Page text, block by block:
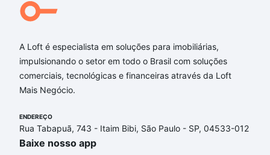
A Loft é especialista em soluções para imobiliárias,
impulsionando o setor em todo o Brasil com soluções
comerciais, tecnológicas e financeiras através da Loft
Mais Negócio.
ENDEREÇO
Rua Tabapuã, 743 - Itaim Bibi, São Paulo - SP, 04533-012
Baixe nosso app